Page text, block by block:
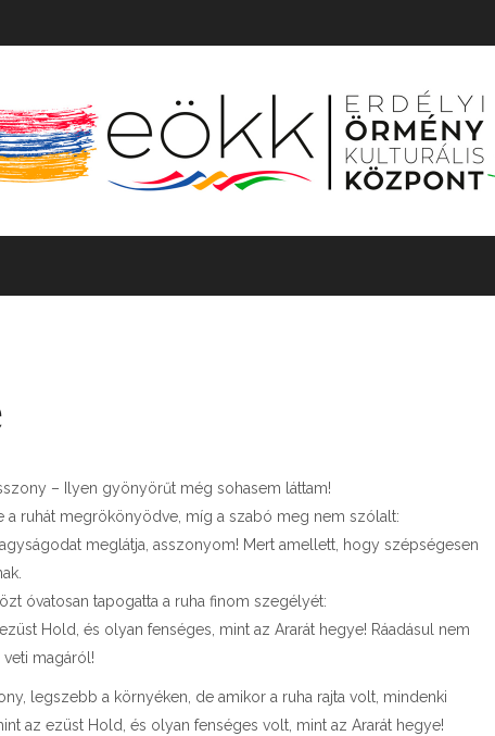
– Ilyen gyönyörűt még sohasem láttam!
a ruhát megrökönyödve, míg a szabó meg nem szólalt:
meglátja, asszonyom! Mert amellett, hogy szépségesen
óvatosan tapogatta a ruha finom szegélyét:
Hold, és olyan fenséges, mint az Ararát hegye! Ráadásul nem
magáról!
legszebb a környéken, de amikor a ruha rajta volt, mindenki
az ezüst Hold, és olyan fenséges volt, mint az Ararát hegye!